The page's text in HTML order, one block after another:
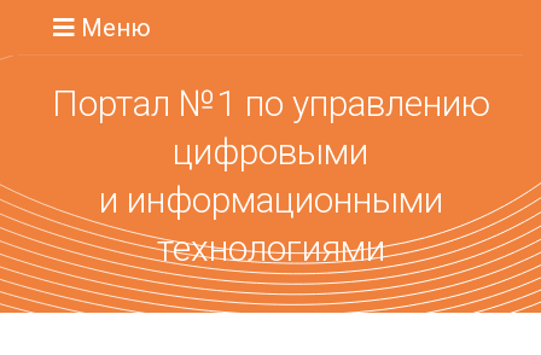
Меню
Портал №1 по управлению
цифровыми
и информационными
технологиями